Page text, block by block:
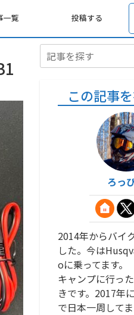
一覧 投稿する
この記事
ろっ
2014年からバイ
した。今は
oに乗ってます。
キャンプに行っ
きです。2017年
で日本一周してま